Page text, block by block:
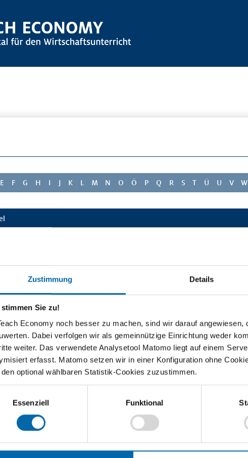
Zustimmung Details
Sie zu!
Economy noch besser zu machen, sind wir darauf
Dabei verfolgen wir als gemeinnützige Einrichtung weder
weiter. Das verwendete Analysetool Matomo liegt auf einem
erfasst. Matomo setzen wir in einer Konfiguration ohne
optional wählbaren Statistik-Cookies zuzustimmen.
Essenziell
Funktional
E F G H I J K L M N O Ö P Q R S T Ü U V W
ist eine Orientierungshilfe, um den Inhalt eines Bewerbungsschreibens
"You" steht dabei für das Unternehmen. Wichtig ist im ersten Abschnitt des
zum potenziellen Arbeitgeber und der Stelle herzustellen. Mit dem "Me"
bzw. den Bewerber gelegt. In diesem Teil werden die fachlichen und
durch Beispiele herausgearbeitet und diese in Verbindung zur angestrebten
den Abschluss des Anschreibens und stellt die positiven Effekte für beide
wird sowohl auf die persönlichen als auch die Unternehmensziele eingegangen.
Spielerisch
wirtschaftliche
Zusammenhänge
in 30
verstehen